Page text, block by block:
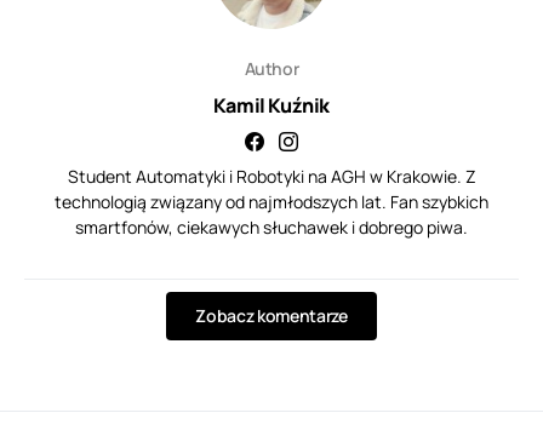
Author
Kamil Kuźnik
Student Automatyki i Robotyki na AGH w Krakowie. Z
technologią związany od najmłodszych lat. Fan szybkich
smartfonów, ciekawych słuchawek i dobrego piwa.
Zobacz komentarze